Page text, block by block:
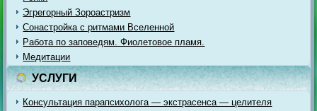
Эгрегорный Зороастризм
Сонастройка с ритмами Вселенной
Работа по заповедям. Фиолетовое пламя.
Медитации
УСЛУГИ
Консультация парапсихолога — экстрасенса — целителя